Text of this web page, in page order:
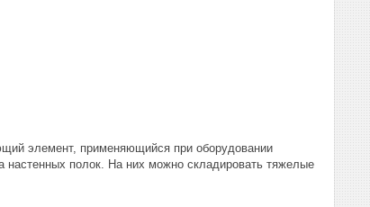
элемент, применяющийся при оборудовании
полок. На них можно складировать тяжелые